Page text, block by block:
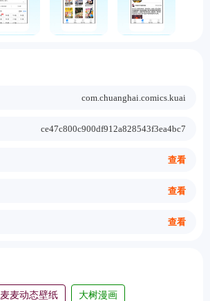
com.chuanghai.comics.kuai
ce47c800c900df912a828543f3ea4bc7
查看
查看
查看
麦麦动态壁纸 大树漫画